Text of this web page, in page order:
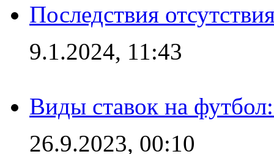
Последствия
9.1.2024, 11:43
Виды ставок на
26.9.2023, 00:10